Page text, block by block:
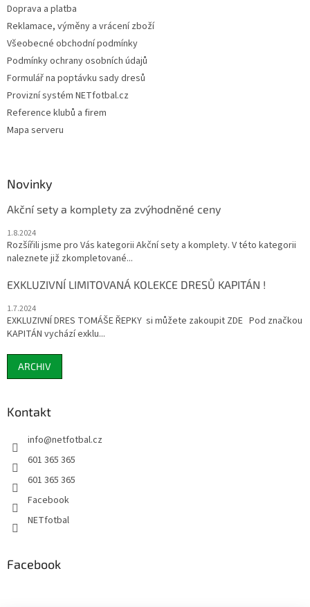
Doprava a platba
Reklamace, výměny a vrácení zboží
Všeobecné obchodní podmínky
Podmínky ochrany osobních údajů
Formulář na poptávku sady dresů
Provizní systém NETfotbal.cz
Reference klubů a firem
Mapa serveru
Novinky
Akční sety a komplety za zvýhodněné ceny
1.8.2024
Rozšířili jsme pro Vás kategorii Akční sety a komplety. V této kategorii
naleznete již zkompletované...
EXKLUZIVNÍ LIMITOVANÁ KOLEKCE DRESŮ KAPITÁN !
1.7.2024
EXKLUZIVNÍ DRES TOMÁŠE ŘEPKY si můžete zakoupit ZDE Pod značkou
KAPITÁN vychází exklu...
ARCHIV
Kontakt
info@netfotbal.cz
601 365 365
601 365 365
Facebook
NETfotbal
Facebook